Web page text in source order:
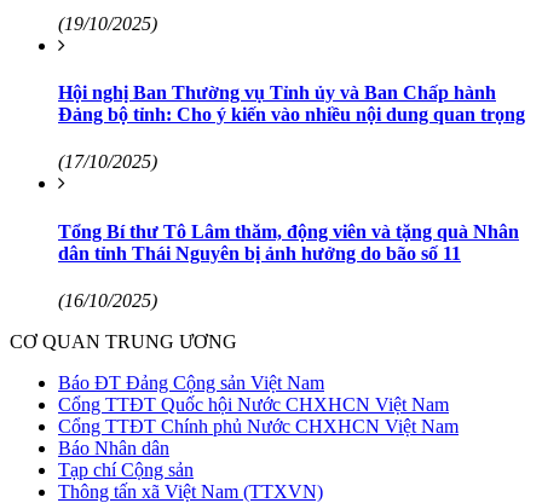
(19/10/2025)
Hội nghị Ban Thường vụ Tỉnh ủy và Ban Chấp hành
Đảng bộ tỉnh: Cho ý kiến vào nhiều nội dung quan trọng
(17/10/2025)
Tổng Bí thư Tô Lâm thăm, động viên và tặng quà Nhân
dân tỉnh Thái Nguyên bị ảnh hưởng do bão số 11
(16/10/2025)
CƠ QUAN TRUNG ƯƠNG
Báo ĐT Đảng Cộng sản Việt Nam
Cổng TTĐT Quốc hội Nước CHXHCN Việt Nam
Cổng TTĐT Chính phủ Nước CHXHCN Việt Nam
Báo Nhân dân
Tạp chí Cộng sản
Thông tấn xã Việt Nam (TTXVN)